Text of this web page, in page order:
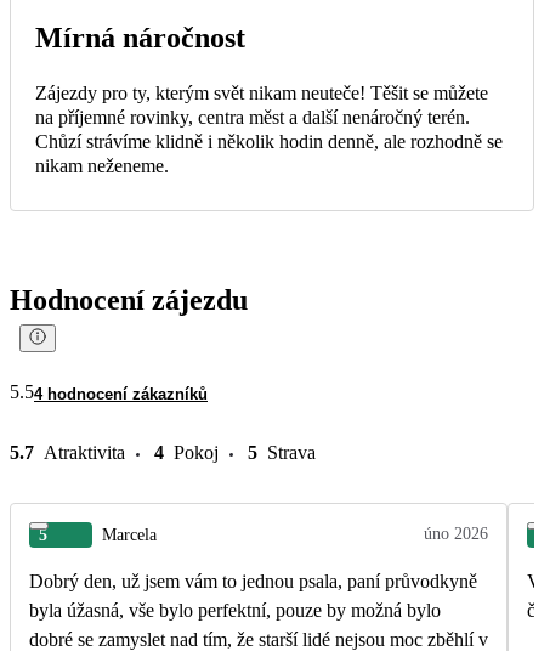
Mírná náročnost
Zájezdy pro ty, kterým svět nikam neuteče! Těšit se můžete
na příjemné rovinky, centra měst a další nenáročný terén.
Chůzí strávíme klidně i několik hodin denně, ale rozhodně se
nikam neženeme.
Hodnocení zájezdu
5.54 hodnocení zákazníků
5.7 Atraktivita 4 Pokoj 5 Strava
5 Marcela úno 2026
Dobrý den, už jsem vám to jednou psala, paní průvodkyně
byla úžasná, vše bylo perfektní, pouze by možná bylo
dobré se zamyslet nad tím, že starší lidé nejsou moc zběhlí v
V